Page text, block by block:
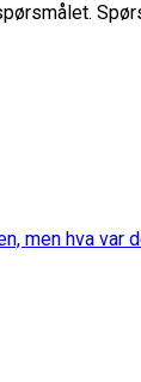
men hva var